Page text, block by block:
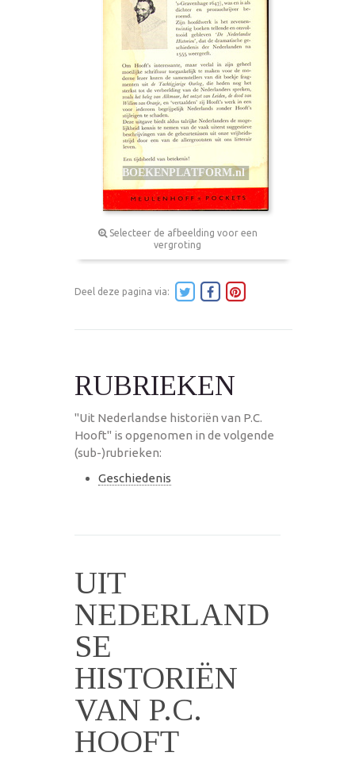
Selecteer de afbeelding voor een
vergroting
Deel deze pagina via:
RUBRIEKEN
"Uit Nederlandse historiën van P.C.
Hooft" is opgenomen in de volgende
(sub-)rubrieken:
Geschiedenis
UIT
NEDERLAND
SE
HISTORIËN
VAN P.C.
HOOFT